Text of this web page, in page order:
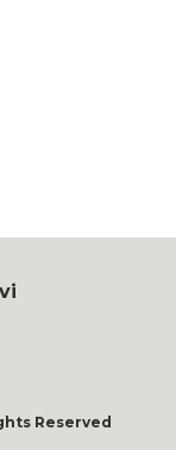
Reserved